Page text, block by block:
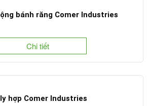
bánh răng Comer Industries
Chi tiết
hợp Comer Industries